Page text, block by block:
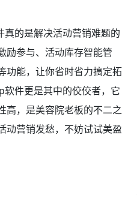
的是解决活动营销难题的
励参与、活动库存智能管
功能，让你省时省力搞定拓
件更是其中的佼佼者，它
高，是美容院老板的不二之
动营销发愁，不妨试试美盈